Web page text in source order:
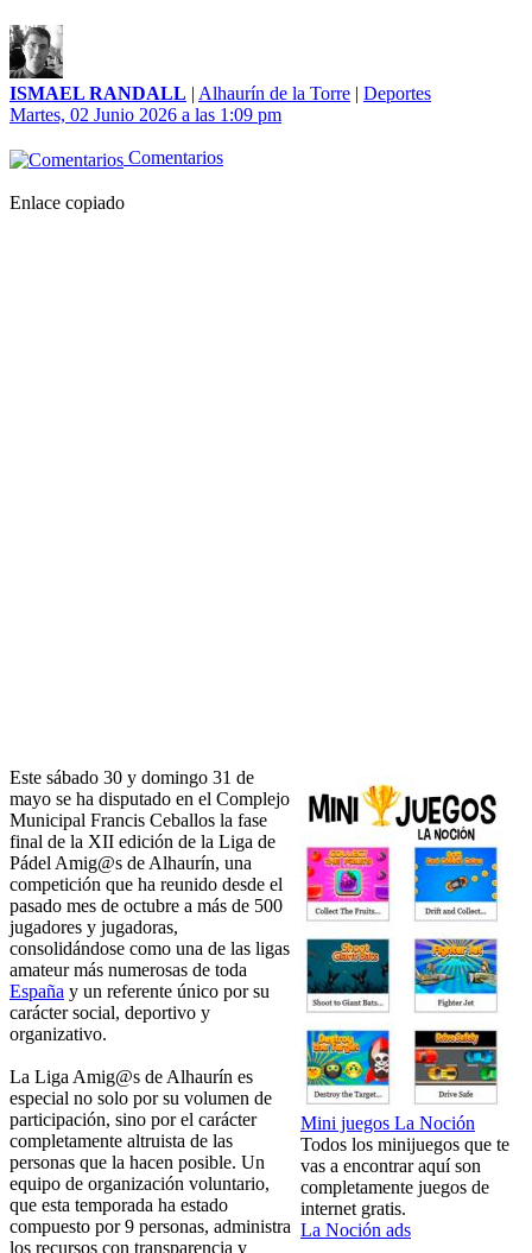
ISMAEL RANDALL | Alhaurín de la Torre | Deportes
Martes, 02 Junio 2026 a las 1:09 pm
Comentarios
Enlace copiado
Mini juegos La Noción
Todos los minijuegos que te
vas a encontrar aquí son
completamente juegos de
internet gratis.
La Noción ads
Este sábado 30 y domingo 31 de
mayo se ha disputado en el Complejo
Municipal Francis Ceballos la fase
final de la XII edición de la Liga de
Pádel Amig@s de Alhaurín, una
competición que ha reunido desde el
pasado mes de octubre a más de 500
jugadores y jugadoras,
consolidándose como una de las ligas
amateur más numerosas de toda
España y un referente único por su
carácter social, deportivo y
organizativo.
La Liga Amig@s de Alhaurín es
especial no solo por su volumen de
participación, sino por el carácter
completamente altruista de las
personas que la hacen posible. Un
equipo de organización voluntario,
que esta temporada ha estado
compuesto por 9 personas, administra
los recursos con transparencia y